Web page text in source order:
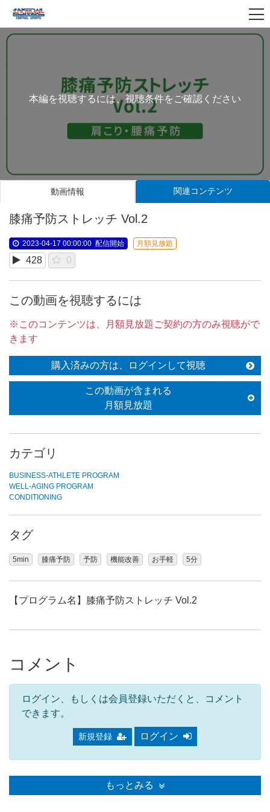
本編を視聴するには、視聴条件をご確認ください
動画情報 関連コンテンツ
膝痛予防ストレッチ Vol.2
2023-04-17 00:00:00 配信開始 月額見放題
428 0
この動画を視聴するには
※このコンテンツは、月額見放題ご契約の方のみ視聴がで
きます
購入済みの方は、ログインして視聴
この動画が含まれる
月額見放題
カテゴリ
BUSINESS-ATHLETE PROGRAM
WELL-AGING PROGRAM
CONDITIONING
タグ
5min 膝痛予防 予防 機能改善 お手軽 5分
【プログラム名】膝痛予防ストレッチ Vol.2
コメント
ログイン、もしくは会員登録いただくと、コメント
できます。
新規登録 ログイン
もっとみる